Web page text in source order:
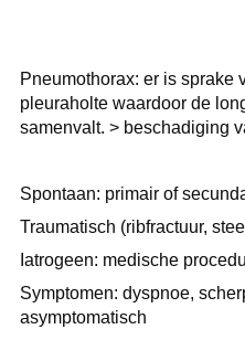
Pneumothorax: er is sprake
pleuraholte waardoor de
samenvalt. > beschadiging
Spontaan: primair of
Traumatisch (ribfractuur,
Iatrogeen: medische
Symptomen: dyspnoe,
asymptomatisch